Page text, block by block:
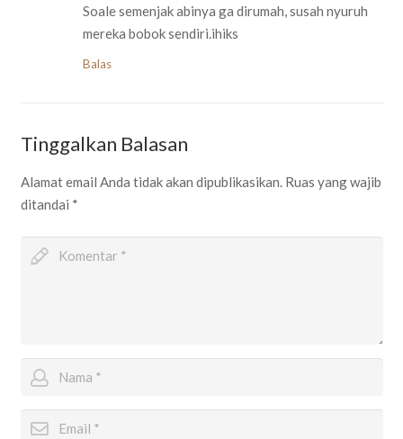
Soale semenjak abinya ga dirumah, susah nyuruh
mereka bobok sendiri.ihiks
Balas
Tinggalkan Balasan
Alamat email Anda tidak akan dipublikasikan. Ruas yang wajib
ditandai *